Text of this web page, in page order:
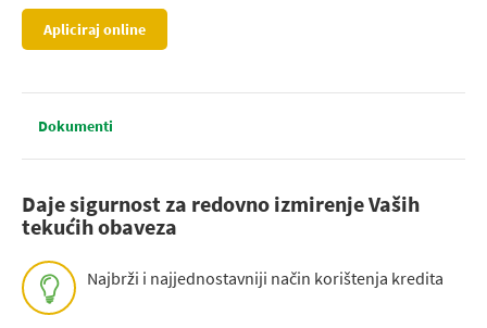
Apliciraj online
Dokumenti
Daje sigurnost za redovno izmirenje Vaših
tekućih obaveza
Najbrži i najjednostavniji način korištenja kredita